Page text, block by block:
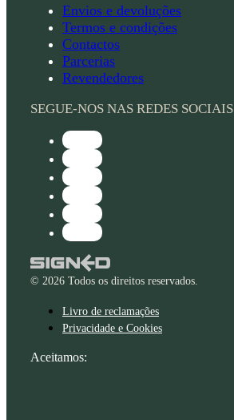
Envios e devoluções
Termos e condições
Contactos
Parcerias
Revendedores
SEGUE-NOS NAS REDES SOCIAIS
© 2026 Todos os direitos reservados.
Livro de reclamações
Privacidade e Cookies
Aceitamos: